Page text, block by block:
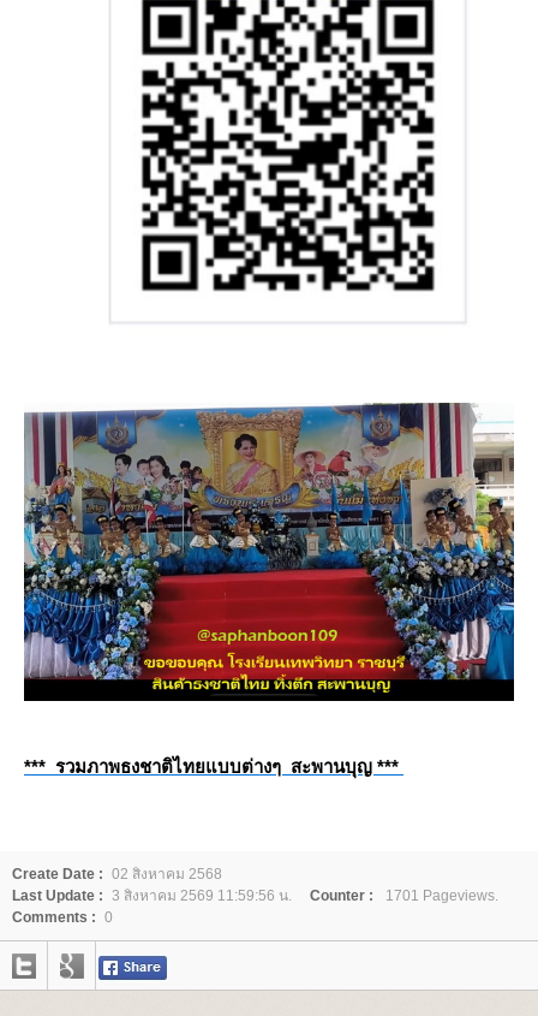
*** รวมภาพธงชาติไทยแบบต่างๆ สะพานบุญ ***
Create Date : 02 สิงหาคม 2568
Last Update : 3 สิงหาคม 2569 11:59:56 น. Counter :
1701 Pageviews.
Comments : 0